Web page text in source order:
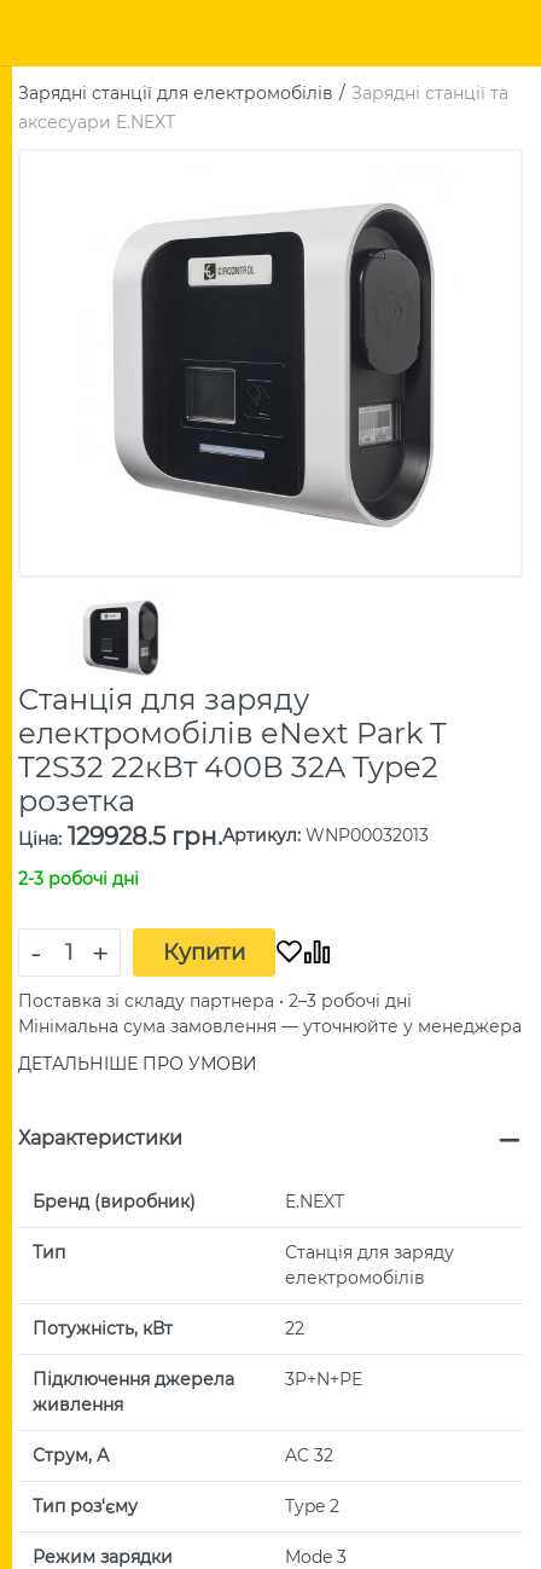
Зарядні станції для електромобілів
Зарядні станції та
аксесуари E.NEXT
Станція для заряду
електромобілів eNext Park T
T2S32 22кВт 400В 32A Type2
розетка
Ціна: 129928.5 грн.Артикул: WNP00032013
2-3 робочі дні
- + Купити
Поставка зі складу партнера • 2–3 робочі дні
Мінімальна сума замовлення — уточнюйте у менеджера
ДЕТАЛЬНІШЕ ПРО УМОВИ
Характеристики
Бренд (виробник) E.NEXT
Тип
Станція для заряду
електромобілів
Потужність, кВт 22
Підключення джерела
живлення
3Р+N+РЕ
Струм, А AC 32
Тип роз'єму Type 2
Режим зарядки Mode 3